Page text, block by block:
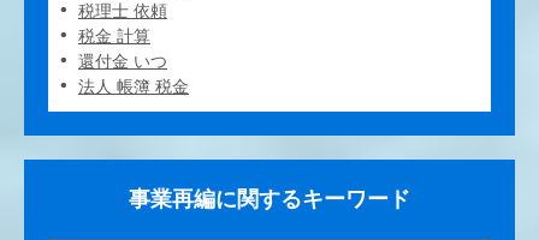
税理士 依頼
税金 計算
還付金 いつ
法人 帳簿 税金
事業再編に関するキーワード